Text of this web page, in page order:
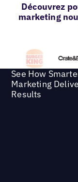
Découvrez
marketing
See How
Marketing
Results